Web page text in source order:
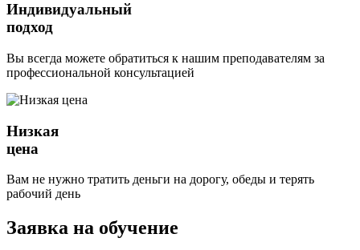
Индивидуальный
подход
Вы всегда можете обратиться к нашим преподавателям за
профессиональной консультацией
Низкая
цена
Вам не нужно тратить деньги на дорогу, обеды и терять
рабочий день
Заявка на обучение